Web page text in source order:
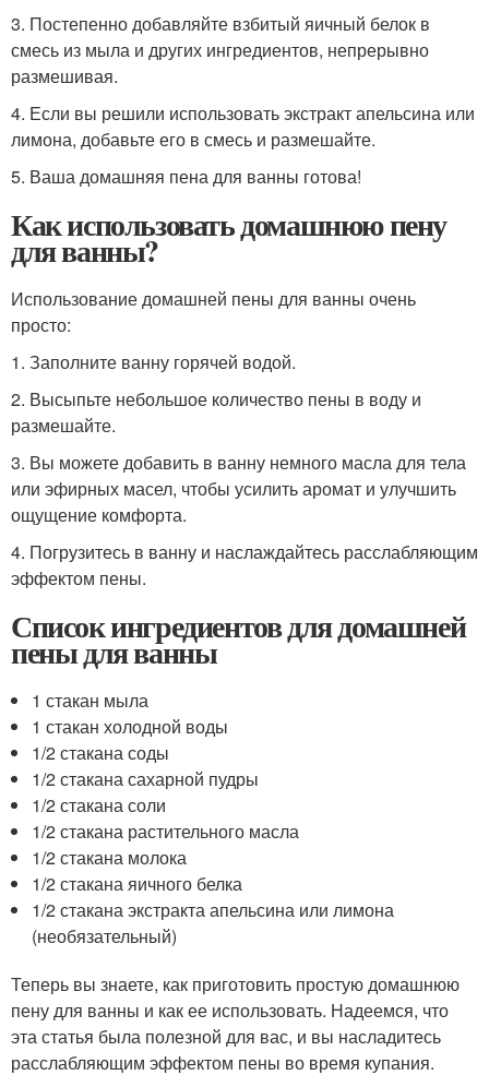
3. Постепенно добавляйте взбитый яичный белок в
смесь из мыла и других ингредиентов, непрерывно
размешивая.
4. Если вы решили использовать экстракт апельсина или
лимона, добавьте его в смесь и размешайте.
5. Ваша домашняя пена для ванны готова!
Как использовать домашнюю пену
для ванны?
Использование домашней пены для ванны очень
просто:
1. Заполните ванну горячей водой.
2. Высыпьте небольшое количество пены в воду и
размешайте.
3. Вы можете добавить в ванну немного масла для тела
или эфирных масел, чтобы усилить аромат и улучшить
ощущение комфорта.
4. Погрузитесь в ванну и наслаждайтесь расслабляющим
эффектом пены.
Список ингредиентов для домашней
пены для ванны
1 стакан мыла
1 стакан холодной воды
1/2 стакана соды
1/2 стакана сахарной пудры
1/2 стакана соли
1/2 стакана растительного масла
1/2 стакана молока
1/2 стакана яичного белка
1/2 стакана экстракта апельсина или лимона
(необязательный)
Теперь вы знаете, как приготовить простую домашнюю
пену для ванны и как ее использовать. Надеемся, что
эта статья была полезной для вас, и вы насладитесь
расслабляющим эффектом пены во время купания.